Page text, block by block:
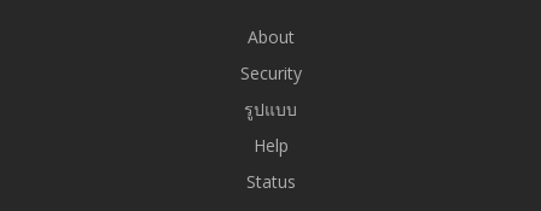
About
Security
รูปแบบ
Help
Status